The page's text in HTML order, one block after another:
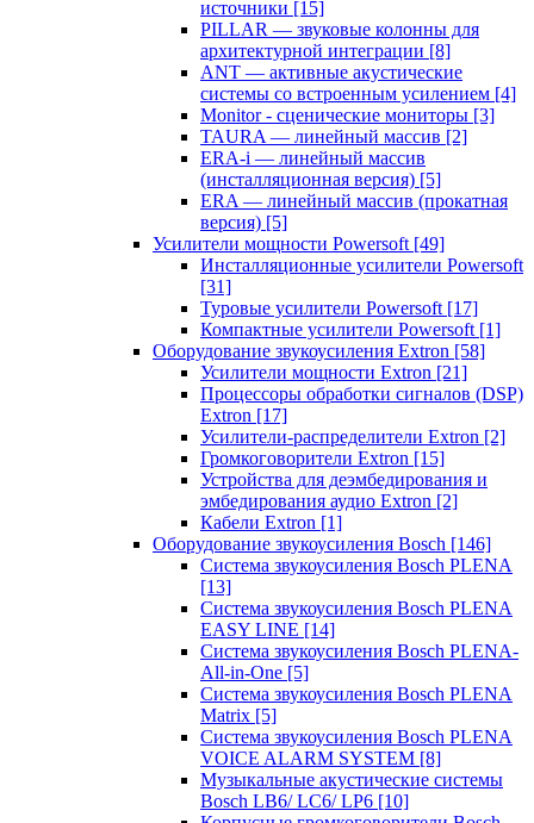
источники [15]
PILLAR — звуковые колонны для
архитектурной интеграции [8]
ANT — активные акустические
системы со встроенным усилением [4]
Monitor - сценические мониторы [3]
TAURA — линейный массив [2]
ERA-i — линейный массив
(инсталляционная версия) [5]
ERA — линейный массив (прокатная
версия) [5]
Усилители мощности Powersoft [49]
Инсталляционные усилители Powersoft
[31]
Туровые усилители Powersoft [17]
Компактные усилители Powersoft [1]
Оборудование звукоусиления Extron [58]
Усилители мощности Extron [21]
Процессоры обработки сигналов (DSP)
Extron [17]
Усилители-распределители Extron [2]
Громкоговорители Extron [15]
Устройства для деэмбедирования и
эмбедирования аудио Extron [2]
Кабели Extron [1]
Оборудование звукоусиления Bosch [146]
Система звукоусиления Bosch PLENA
[13]
Система звукоусиления Bosch PLENA
EASY LINE [14]
Система звукоусиления Bosch PLENA-
All-in-One [5]
Система звукоусиления Bosch PLENA
Matrix [5]
Система звукоусиления Bosch PLENA
VOICE ALARM SYSTEM [8]
Музыкальные акустические системы
Bosch LB6/ LC6/ LP6 [10]